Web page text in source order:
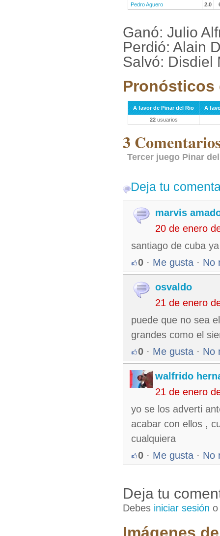
Pedro Aguero
2.0
Ganó: Julio
Perdió: Alain
Salvó: Disdiel
Pronósticos
A favor de Pinar del Rio
A
22usuarios
3
Tercer juego Pinar
Deja tu
marvis
20 de enero
santiago de cuba
0 · Me gusta · No
osvaldo
21 de enero
puede que no sea
grandes como el
0 · Me gusta · No
walfrido
21 de enero
yo se los adverti
acabar con ellos ,
cualquiera
0 · Me gusta · No
Deja tu
Debes iniciar sesión